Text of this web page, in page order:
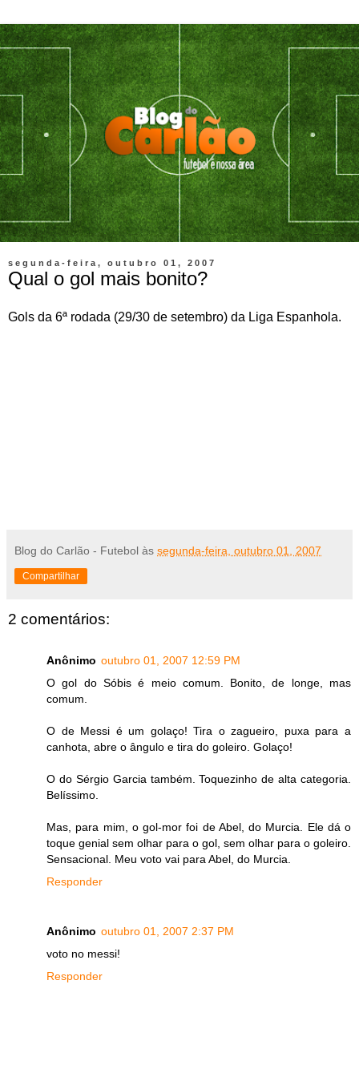
segunda-feira, outubro 01, 2007
Qual o gol mais bonito?
Gols da 6ª rodada (29/30 de setembro) da Liga Espanhola.
Blog do Carlão - Futebol às segunda-feira, outubro 01, 2007
Compartilhar
2 comentários:
Anônimo outubro 01, 2007 12:59 PM
O gol do Sóbis é meio comum. Bonito, de longe, mas
comum.
O de Messi é um golaço! Tira o zagueiro, puxa para a
canhota, abre o ângulo e tira do goleiro. Golaço!
O do Sérgio Garcia também. Toquezinho de alta categoria.
Belíssimo.
Mas, para mim, o gol-mor foi de Abel, do Murcia. Ele dá o
toque genial sem olhar para o gol, sem olhar para o goleiro.
Sensacional. Meu voto vai para Abel, do Murcia.
Responder
Anônimo outubro 01, 2007 2:37 PM
voto no messi!
Responder